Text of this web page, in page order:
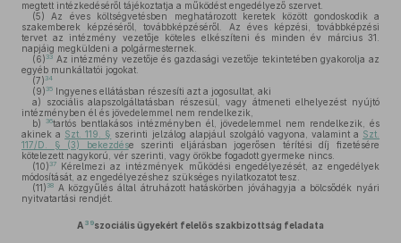
megtett intézkedéséről tájékoztatja a működést engedélyező szervet.
(5) Az éves költségvetésben meghatározott keretek között gondoskodik a
szakemberek képzéséről, továbbképzéséről. Az éves képzési, továbbképzési
tervet az intézmény vezetője köteles elkészíteni és minden év március 31.
napjáig megküldeni a polgármesternek.
(6) 33 Az intézmény vezetője és gazdasági vezetője tekintetében gyakorolja az
egyéb munkáltatói jogokat.
(7) 34
(9) 35 Ingyenes ellátásban részesíti azt a jogosultat, aki
a) szociális alapszolgáltatásban részesül, vagy átmeneti elhelyezést nyújtó
intézményben él és jövedelemmel nem rendelkezik,
b)
36tartós bentlakásos intézményben él, jövedelemmel nem rendelkezik, és
akinek a Szt. 119. § szerinti jelzálog alapjául szolgáló vagyona, valamint a Szt.
117/D. § (3) bekezdése szerinti eljárásban jogerősen térítési díj fizetésére
kötelezett nagykorú, vér szerinti, vagy örökbe fogadott gyermeke nincs.
(10) 37
Kérelmezi az intézmények működési engedélyezését, az engedélyek
módosítását, az engedélyezéshez szükséges nyilatkozatot tesz.
(11) 38 A közgyűlés által átruházott hatáskörben jóváhagyja a bölcsődék nyári
nyitvatartási rendjét.
A 39szociális ügyekért felelős szakbizottság feladata